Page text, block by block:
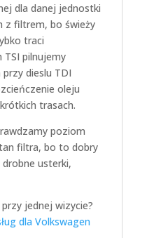
dla danej jednostki
z filtrem, bo świeży
traci
TSI pilnujemy
dieslu TDI
oleju
trasach.
poziom
filtra, bo to dobry
usterki,
jednej wizycie?
dla Volkswagen